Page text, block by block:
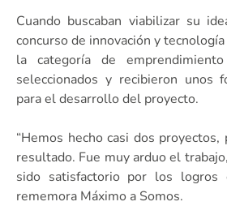
Cuando buscaban viabilizar su
concurso de innovación y
la categoría de
seleccionados y recibieron unos
para el desarrollo del proyecto.
“Hemos hecho casi dos
resultado. Fue muy arduo el
sido satisfactorio por los logros
rememora Máximo a Somos.